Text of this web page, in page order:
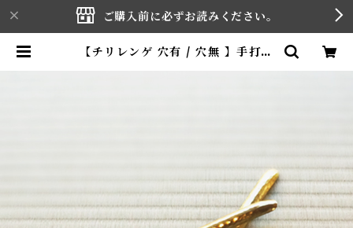
ご購入前に必ずお読みください。
【チリレンゲ 穴有 / 穴無 】手打ち